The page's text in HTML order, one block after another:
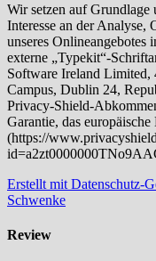
Wir setzen auf Grundlage
Interesse an der
unseres
externe „Typekit“-
Software Ireland
Campus, Dublin 24,
Privacy-Shield-
Garantie, das
(https://
Erstellt mit Datenschutz-
Schwenke
Review